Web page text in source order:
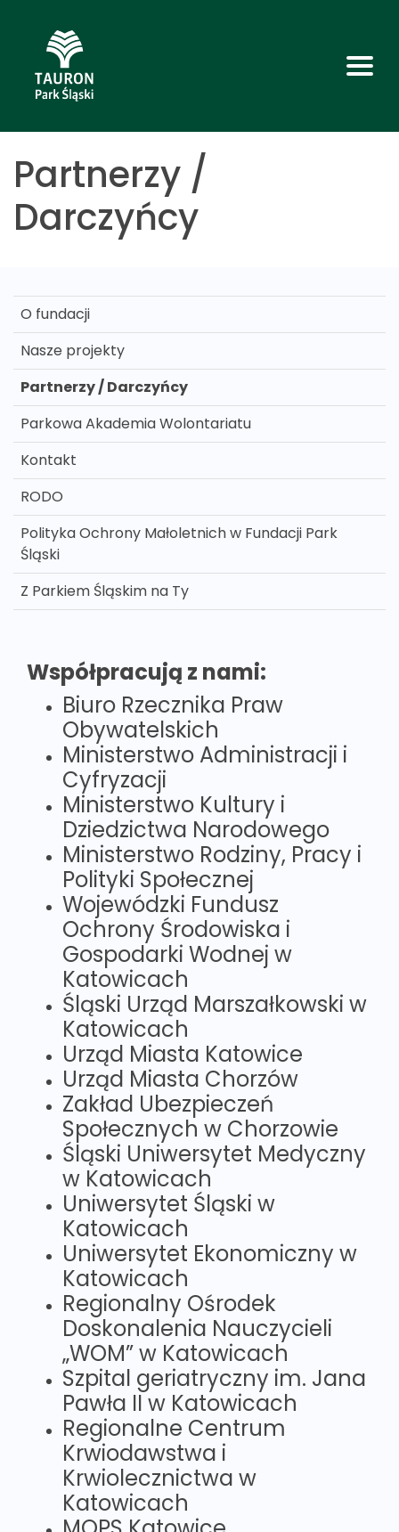
Partnerzy /
Darczyńcy
O fundacji
Nasze projekty
Partnerzy / Darczyńcy
Parkowa Akademia Wolontariatu
Kontakt
RODO
Polityka Ochrony Małoletnich w Fundacji Park
Śląski
Z Parkiem Śląskim na Ty
Współpracują z nami:
Biuro Rzecznika Praw
Obywatelskich
Ministerstwo Administracji i
Cyfryzacji
Ministerstwo Kultury i
Dziedzictwa Narodowego
Ministerstwo Rodziny, Pracy i
Polityki Społecznej
Wojewódzki Fundusz
Ochrony Środowiska i
Gospodarki Wodnej w
Katowicach
Śląski Urząd Marszałkowski w
Katowicach
Urząd Miasta Katowice
Urząd Miasta Chorzów
Zakład Ubezpieczeń
Społecznych w Chorzowie
Śląski Uniwersytet Medyczny
w Katowicach
Uniwersytet Śląski w
Katowicach
Uniwersytet Ekonomiczny w
Katowicach
Regionalny Ośrodek
Doskonalenia Nauczycieli
„WOM” w Katowicach
Szpital geriatryczny im. Jana
Pawła II w Katowicach
Regionalne Centrum
Krwiodawstwa i
Krwiolecznictwa w
Katowicach